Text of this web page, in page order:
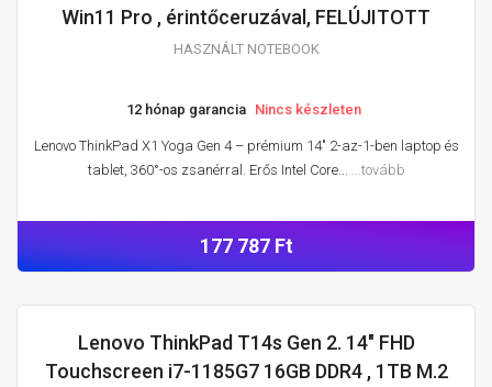
Win11 Pro , érintőceruzával, FELÚJITOTT
HASZNÁLT NOTEBOOK
12 hónap garancia Nincs készleten
Lenovo ThinkPad X1 Yoga Gen 4 – prémium 14″ 2-az-1-ben laptop és
tablet, 360°-os zsanérral. Erős Intel Core... ...tovább
177 787 Ft
Lenovo ThinkPad T14s Gen 2. 14" FHD
Touchscreen i7-1185G7 16GB DDR4 , 1TB M.2